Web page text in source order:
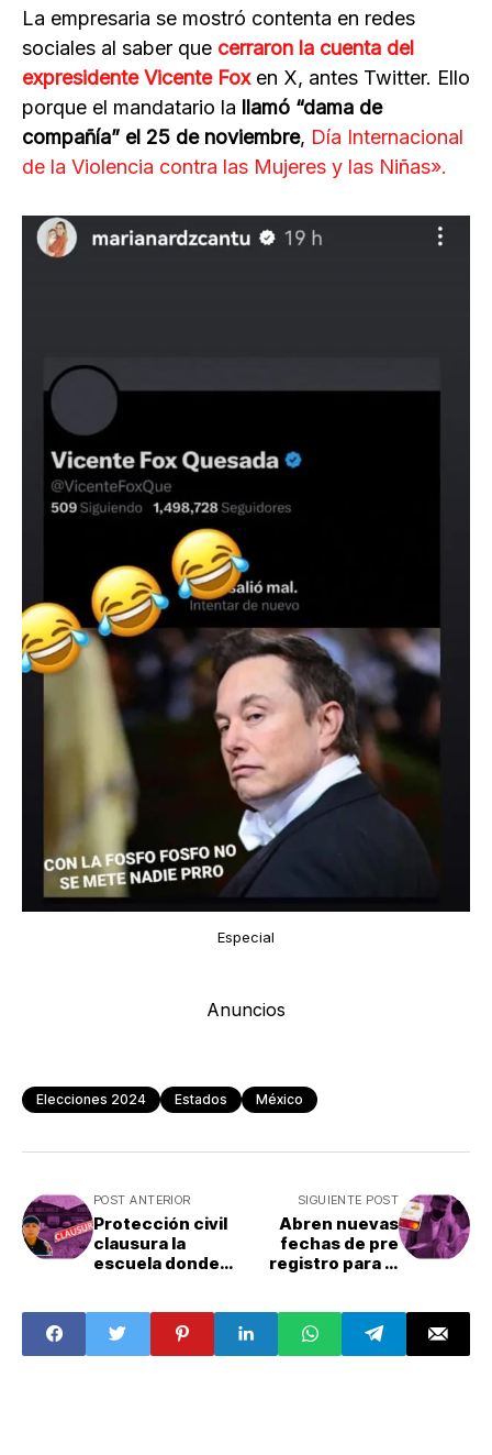
La empresaria se mostró contenta en redes
sociales al saber que cerraron la cuenta del
expresidente Vicente Foxen X, antes Twitter. Ello
porque el mandatario la llamó “dama de
compañía” el 25 de noviembre, Día Internacional
de la Violencia contra las Mujeres y las Niñas».
Especial
Anuncios
Elecciones 2024 Estados México
POST ANTERIOR
Protección civil
clausura la
escuela donde
SIGUIENTE POST
Abren nuevas
fechas de pre
registro para la
¿Cuándo?